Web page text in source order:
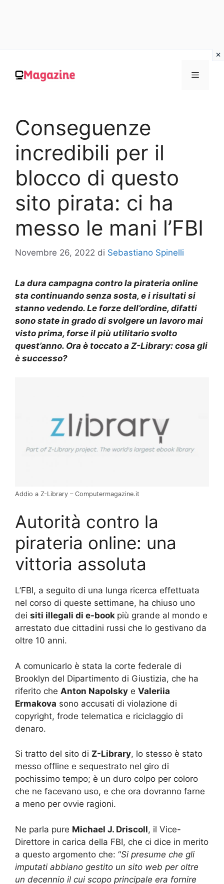
contenuto
MENU
Conseguenze
incredibili per il
blocco di questo
sito pirata: ci ha
messo le mani l’FBI
Novembre 26, 2022 di Sebastiano Spinelli
La dura campagna contro la pirateria online
sta continuando senza sosta, e i risultati si
stanno vedendo. Le forze dell’ordine, difatti
sono state in grado di svolgere un lavoro mai
visto prima, forse il più utilitario svolto
quest’anno. Ora è toccato a Z-Library: cosa gli
è successo?
Addio a Z-Library – Computermagazine.it
Autorità contro la
pirateria online: una
vittoria assoluta
L’FBI, a seguito di una lunga ricerca effettuata
nel corso di queste settimane, ha chiuso uno
dei siti illegali di e-book più grande al mondo e
arrestato due cittadini russi che lo gestivano da
oltre 10 anni.
A comunicarlo è stata la corte federale di
Brooklyn del Dipartimento di Giustizia, che ha
riferito che Anton Napolsky e Valeriia
Ermakova sono accusati di violazione di
copyright, frode telematica e riciclaggio di
denaro.
Si tratto del sito di Z-Library, lo stesso è stato
messo offline e sequestrato nel giro di
pochissimo tempo; è un duro colpo per coloro
che ne facevano uso, e che ora dovranno farne
a meno per ovvie ragioni.
Ne parla pure Michael J. Driscoll, il Vice-
Direttore in carica della FBI, che ci dice in merito
a questo argomento che: “Si presume che gli
imputati abbiano gestito un sito web per oltre
un decennio il cui scopo principale era fornire